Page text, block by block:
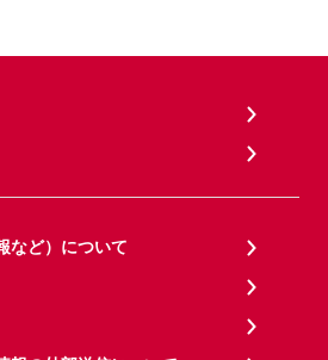
など）について